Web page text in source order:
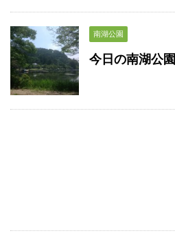
南湖公園
今日の南湖公園